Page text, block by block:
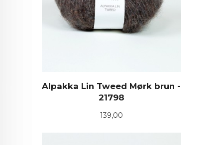
Alpakka Lin Tweed Mørk brun -
21798
Pris
139,00